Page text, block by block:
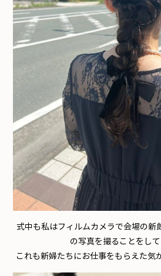
式中も私はフィルムカメラで会場の新
の写真を撮ることをして
これも新婦たちにお仕事をもらえた気